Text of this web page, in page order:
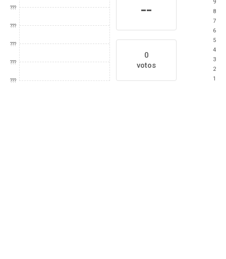
???
???
???
???
???
--
0
votos
9
8
7
6
5
4
3
2
1